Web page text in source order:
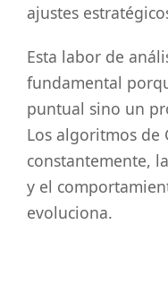
ajustes
Esta labor de
fundamental
puntual sino un
Los algoritmos de
constantemente,
y el
evoluciona.